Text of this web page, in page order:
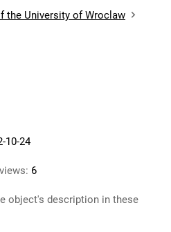
the University of Wroclaw
10-24
6
object's description in these